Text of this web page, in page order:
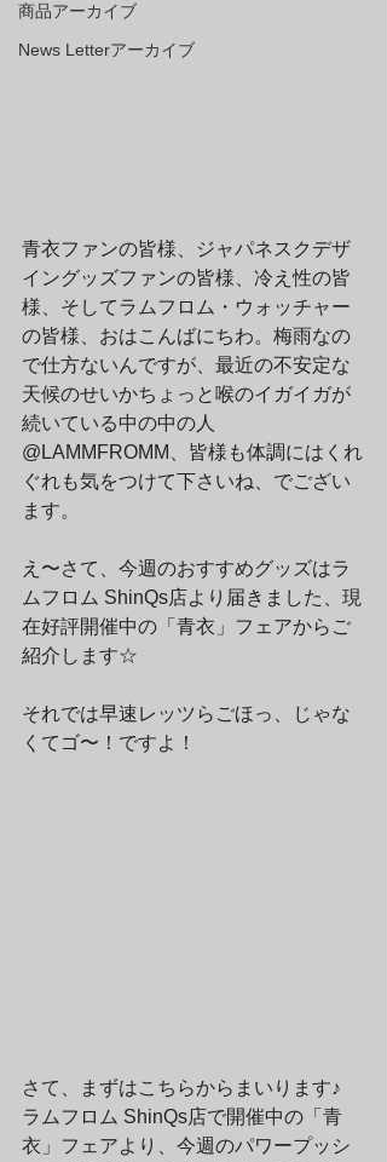
商品アーカイブ
News Letterアーカイブ
青衣ファンの皆様、ジャパネスクデザ
イングッズファンの皆様、冷え性の皆
様、そしてラムフロム・ウォッチャー
の皆様、おはこんばにちわ。梅雨なの
で仕方ないんですが、最近の不安定な
天候のせいかちょっと喉のイガイガが
続いている中の中の人
@LAMMFROMM、皆様も体調にはくれ
ぐれも気をつけて下さいね、でござい
ます。
え〜さて、今週のおすすめグッズはラ
ムフロム ShinQs店より届きました、現
在好評開催中の「青衣」フェアからご
紹介します☆
それでは早速レッツらごほっ、じゃな
くてゴ〜！ですよ！
さて、まずはこちらからまいります♪
ラムフロム ShinQs店で開催中の「青
衣」フェアより、今週のパワープッシ